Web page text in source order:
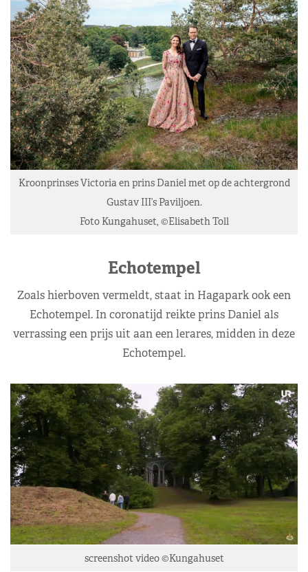
Kroonprinses Victoria en prins Daniel met op de achtergrond
Gustav III’s Paviljoen.
Foto Kungahuset, ©Elisabeth Toll
Echotempel
Zoals hierboven vermeldt, staat in Hagapark ook een
Echotempel. In coronatijd reikte prins Daniel als
verrassing een prijs uit aan een lerares, midden in deze
Echotempel.
screenshot video ©Kungahuset